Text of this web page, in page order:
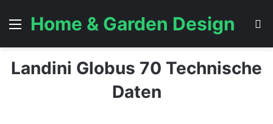
Menü
Home & Garden Design
Landini Globus 70 Technische
Daten